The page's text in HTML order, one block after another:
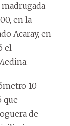
en la
Acaray, en
el
10
que
de